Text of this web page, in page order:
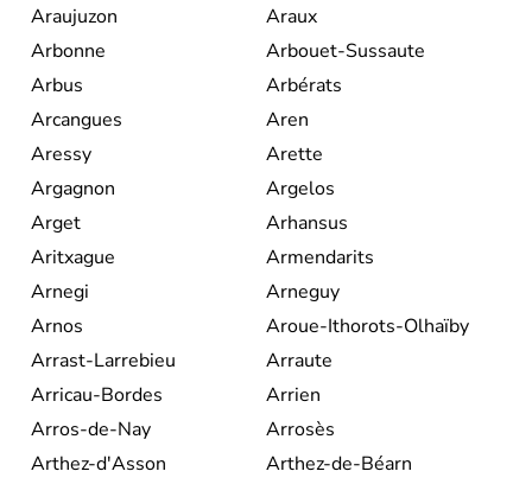
Araujuzon
Araux
Arbonne
Arbouet-Sussaute
Arbus
Arbérats
Arcangues
Aren
Aressy
Arette
Argagnon
Argelos
Arget
Arhansus
Aritxague
Armendarits
Arnegi
Arneguy
Arnos
Aroue-Ithorots-Olhaïby
Arrast-Larrebieu
Arraute
Arricau-Bordes
Arrien
Arros-de-Nay
Arrosès
Arthez-d'Asson
Arthez-de-Béarn